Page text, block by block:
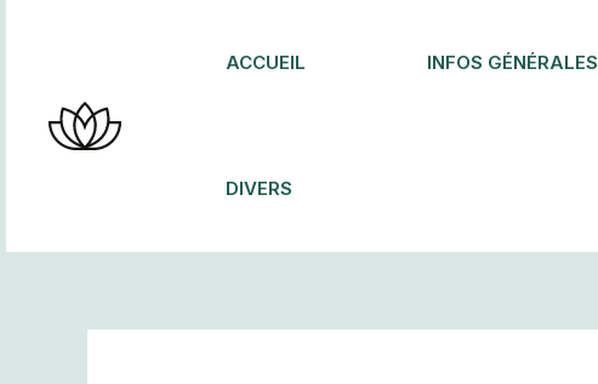
ACCUEIL INFOS GÉNÉRALES
DIVERS